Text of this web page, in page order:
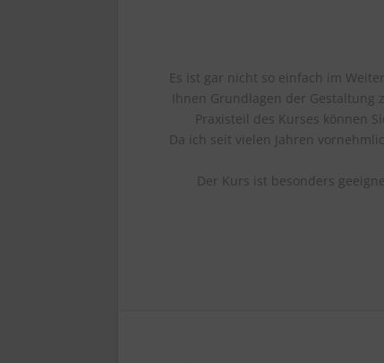
Es ist gar nicht so einfach im
Ihnen Grundlagen der
Praxisteil des Kurses können
Da ich seit vielen Jahren
Der Kurs ist besonders